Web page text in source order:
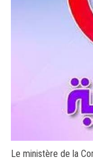
Le ministère de la